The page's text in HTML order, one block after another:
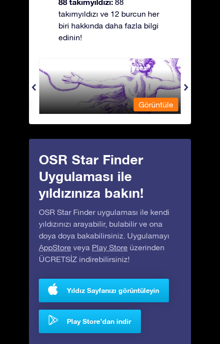
88 takımyıldızı: 88
takımyıldızı ve 12 burcun her
biri hakkında daha fazla bilgi
edinin!
Andromeda - Zincirli Prenses
Görüntüle
OSR Star Finder
Uygulaması ile
yıldızınıza bakın!
OSR Star Finder uygulaması ile kendi
yıldızınızı arayabilir, bulabilir ve ona
doya doya bakabilirsiniz. Uygulamayı
AppStore veya Play Store üzerinden
ÜCRETSİZ indirebilirsiniz!
Yıldız Sayfanızı görüntüleyin
Play Store’dan indir